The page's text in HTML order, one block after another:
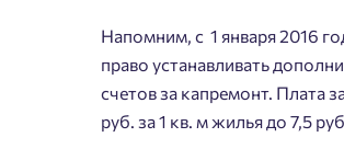
Напомним, с 1 января 2016
право устанавливать
счетов за капремонт. Плата
руб. за 1 кв. м жилья до 7,5